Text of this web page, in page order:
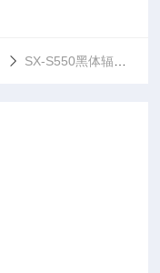
SX-S550黑体辐射源